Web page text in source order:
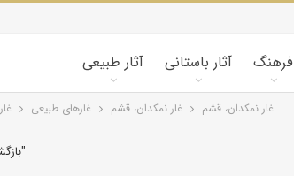
آثار طبیعی آثار باستانی فرهنگ
غارهای طبیعی غار نمکدان، قشم غار نمکدان، قشم
بازگشت به "غار نمکدان، قشم"